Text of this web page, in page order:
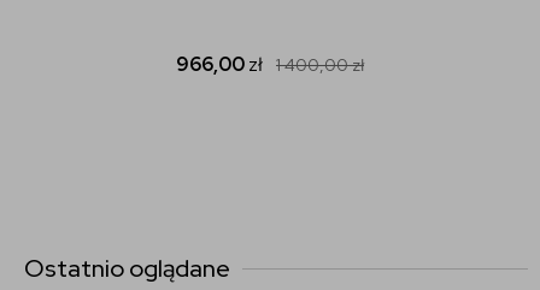
966,00zł 1 400,00zł
Ostatnio oglądane